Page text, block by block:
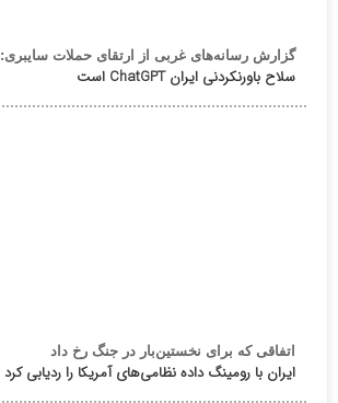
گزارش رسانه‌های غربی از ارتقای حملات سایبری:
سلاح باورنکردنی ایران ChatGPT است
اتفاقی که برای نخستین‌بار در جنگ رخ داد
ایران با رومینگ داده نظامی‌های آمریکا را ردیابی کرد